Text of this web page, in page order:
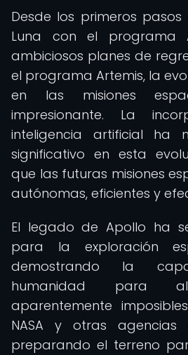
Desde los primeros
Luna con el programa
ambiciosos planes de
el programa Artemis, la
en las misiones
impresionante. La
inteligencia artificial ha
significativo en esta
que las futuras misiones
autónomas, eficientes y
El legado de Apollo ha
para la exploración
demostrando la
humanidad para
aparentemente
NASA y otras agencias
preparando el terreno